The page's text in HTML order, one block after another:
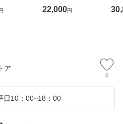
ッシュ Z
ZNE14G
バー ヴィッツ KSP
130 ET-1054 クラ
22,000円
バ
ア
0
日10：00~18：00